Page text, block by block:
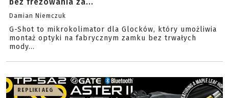
Damian Niemczuk
G-Shot to mikrokolimator dla Glocków, który umożliwia
montaż optyki na fabrycznym zamku bez trwałych
mody...
REPLIKI AEG